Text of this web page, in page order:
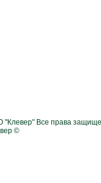
"Клевер" Все права
©